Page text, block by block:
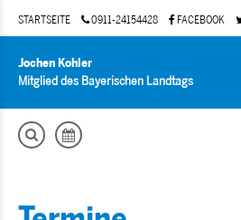
STARTSEITE 0911-24154428 FACEBOOK
Jochen Kohler
Mitglied des Bayerischen Landtags